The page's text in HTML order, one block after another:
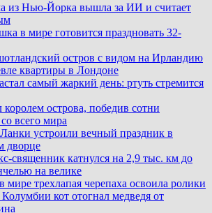
из Нью-Йорка вышла за ИИ и считает
в мире готовится праздновать 32-
остров с видом на Ирландию
квартиры в Лондоне
самый жаркий день: ртуть стремится
королем острова, победив сотни
всего мира
устроили вечный праздник в
дворце
священник катнулся на 2,9 тыс. км до
на велике
мире трехлапая черепаха освоила ролики
кот отогнал медведя от